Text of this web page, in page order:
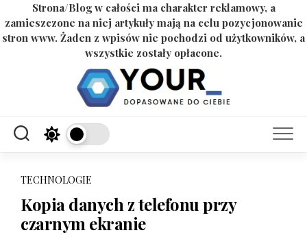
Strona/Blog w całości ma charakter reklamowy, a
zamieszczone na niej artykuły mają na celu pozycjonowanie
stron www. Żaden z wpisów nie pochodzi od użytkowników, a
wszystkie zostały opłacone.
TECHNOLOGIE
Kopia danych z telefonu przy
czarnym ekranie